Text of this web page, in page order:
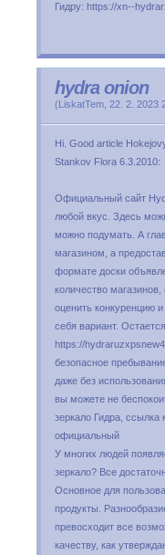
Гидру: https://xn--
hydra onion
(LiskatTem 22. 2. 2023
Hi. Good article
Stankov Flora 6.3.2010:
Официальный сайт
любой вкус. Здесь
можно подумать. А
магазином, а
формате доски
количество
оценить конкуренцию
себя вариант.
https://
безопасное
даже без
вы можете не
зеркало Гидра, ссылка
официальный
У многих людей
зеркало? Все
Основное для
продукты.
превосходит все
качеству, как